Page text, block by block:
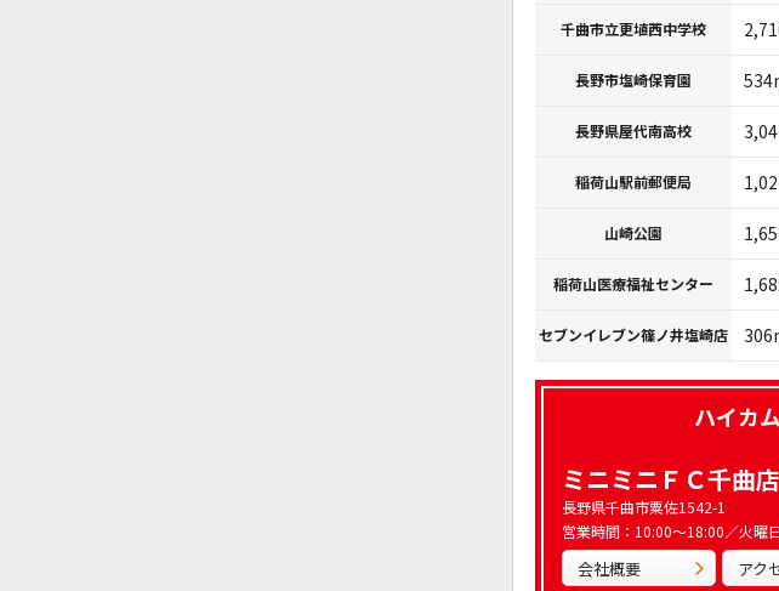
千曲市立更埴西中学校
長野市塩崎保育園
長野県屋代南高校
稲荷山駅前郵便局
山崎公園
稲荷山医療福祉センター
セブンイレブン篠ノ井塩崎店
ハイカ
ミニミニＦＣ千曲店
長野県千曲市粟佐1542-1
営業時間：10:00～18:00／火曜
会社概要 アク